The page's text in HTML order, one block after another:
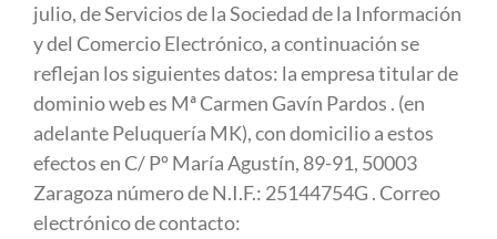
julio, de Servicios de la Sociedad de la Información
y del Comercio Electrónico, a continuación se
reflejan los siguientes datos: la empresa titular de
dominio web es Mª Carmen Gavín Pardos . (en
adelante Peluquería MK), con domicilio a estos
efectos en C/ Pº María Agustín, 89-91, 50003
Zaragoza número de N.I.F.: 25144754G . Correo
electrónico de contacto: